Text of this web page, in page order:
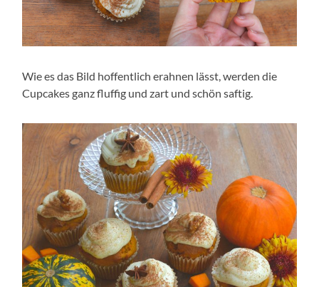
Wie es das Bild hoffentlich erahnen lässt, werden die
Cupcakes ganz fluffig und zart und schön saftig.